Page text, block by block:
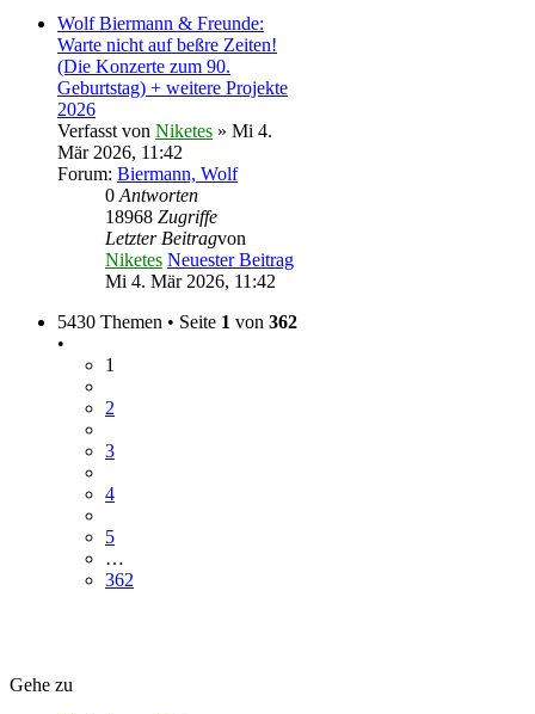
Wolf Biermann & Freunde:
Warte nicht auf beßre Zeiten!
(Die Konzerte zum 90.
Geburtstag) + weitere Projekte
2026
Verfasst von Niketes » Mi 4.
Mär 2026, 11:42
Forum: Biermann, Wolf
0 Antworten
18968 Zugriffe
Letzter Beitragvon
Niketes Neuester Beitrag
Mi 4. Mär 2026, 11:42
5430 Themen • Seite 1 von 362
•
1
2
3
4
5
…
362
Gehe zu